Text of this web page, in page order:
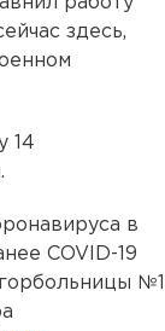
здесь,
14
в
COVID-19
№1